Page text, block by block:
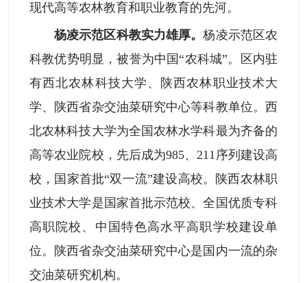
现代高等农林教育和职业教育的先河。
杨凌示范区科教实力雄厚。杨凌示范区农
科教优势明显，被誉为中国“农科城”。区内驻
有西北农林科技大学、陕西农林职业技术大
学、陕西省杂交油菜研究中心等科教单位。西
北农林科技大学为全国农林水学科最为齐备的
高等农业院校，先后成为985、211序列建设高
校，国家首批“双一流”建设高校。陕西农林职
业技术大学是国家首批示范校、全国优质专科
高职院校、中国特色高水平高职学校建设单
位。陕西省杂交油菜研究中心是国内一流的杂
交油菜研究机构。